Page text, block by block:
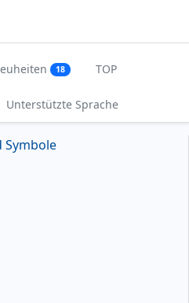
18 TOP
Unterstützte Sprache
Symbole